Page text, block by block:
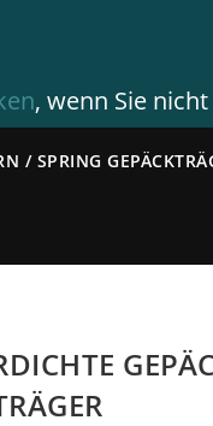
, wenn Sie
/ SPRING